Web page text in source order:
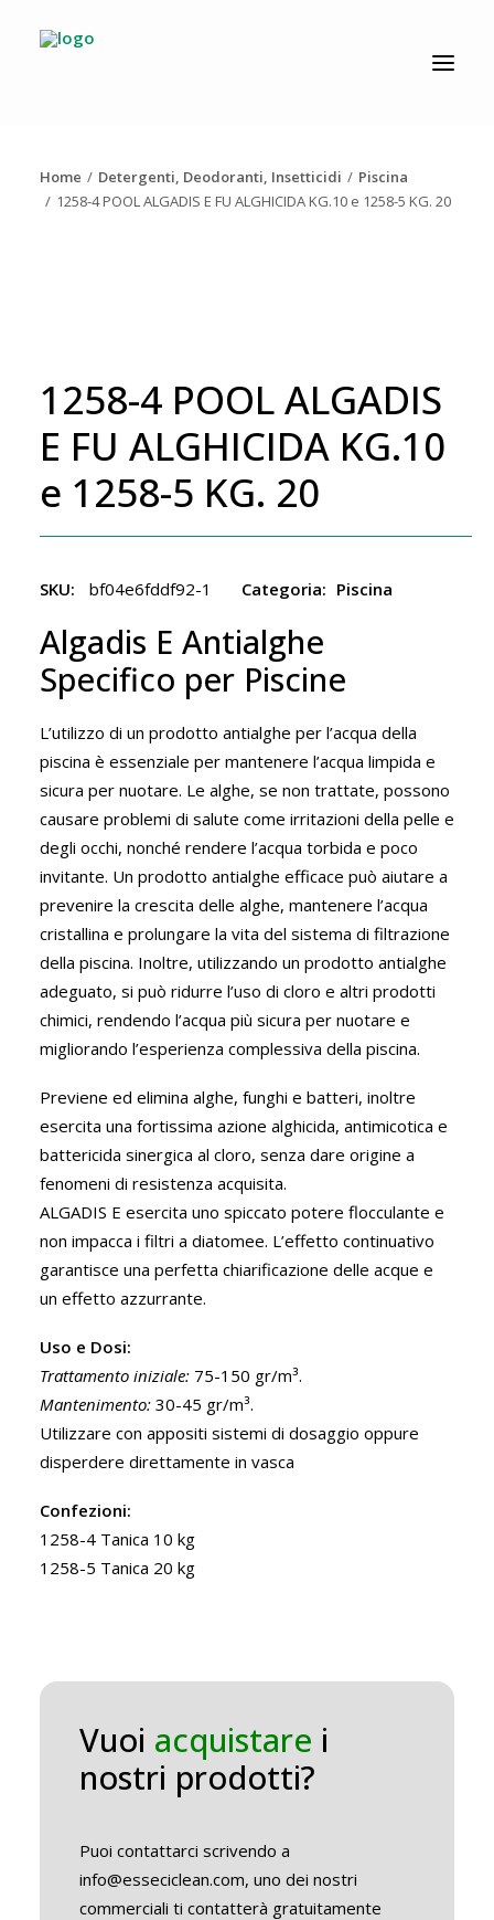
AZIENDA
Ricerca
Home Detergenti, Deodoranti, Insetticidi
Piscina
1258-4 POOL ALGADIS E FU ALGHICIDA KG.10 e 1258-5 KG. 20
1258-4 POOL ALGADIS
E FU ALGHICIDA KG.10
e 1258-5 KG. 20
SKU: bf04e6fddf92-1 Categoria: Piscina
Algadis E Antialghe
Specifico per Piscine
L’utilizzo di un prodotto antialghe per l’acqua della
piscina è essenziale per mantenere l’acqua limpida e
sicura per nuotare. Le alghe, se non trattate, possono
causare problemi di salute come irritazioni della pelle e
degli occhi, nonché rendere l’acqua torbida e poco
invitante. Un prodotto antialghe efficace può aiutare a
prevenire la crescita delle alghe, mantenere l’acqua
cristallina e prolungare la vita del sistema di filtrazione
della piscina. Inoltre, utilizzando un prodotto antialghe
adeguato, si può ridurre l’uso di cloro e altri prodotti
chimici, rendendo l’acqua più sicura per nuotare e
migliorando l’esperienza complessiva della piscina.
Previene ed elimina alghe, funghi e batteri, inoltre
esercita una fortissima azione alghicida, antimicotica e
battericida sinergica al cloro, senza dare origine a
fenomeni di resistenza acquisita.
ALGADIS E esercita uno spiccato potere flocculante e
non impacca i filtri a diatomee. L’effetto continuativo
garantisce una perfetta chiarificazione delle acque e
un effetto azzurrante.
Uso e Dosi:
Trattamento iniziale: 75-150 gr/m³.
Mantenimento: 30-45 gr/m³.
Utilizzare con appositi sistemi di dosaggio oppure
disperdere direttamente in vasca
Confezioni:
1258-4 Tanica 10 kg
1258-5 Tanica 20 kg
Vuoi acquistare i
nostri prodotti?
Puoi contattarci scrivendo a
info@esseciclean.com, uno dei nostri
commerciali ti contatterà gratuitamente